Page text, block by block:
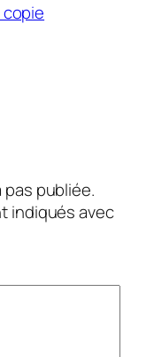
publiée.
indiqués avec